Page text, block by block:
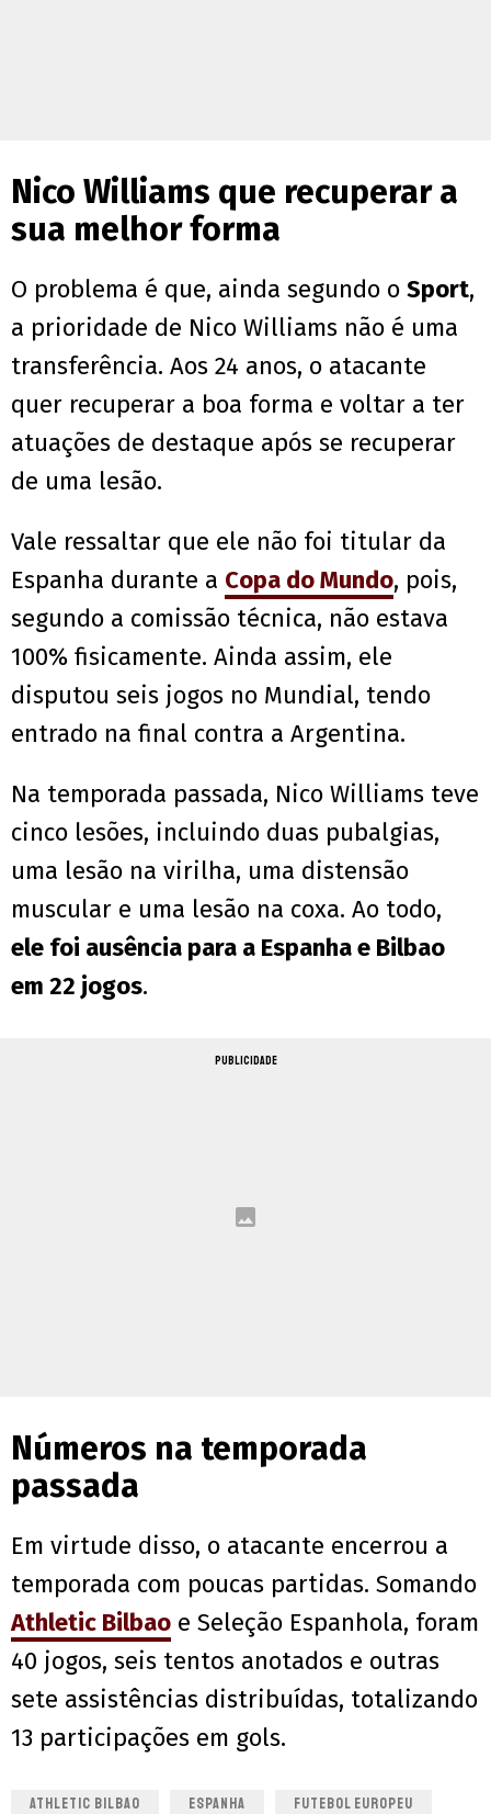
Nico Williams que recuperar a
sua melhor forma
O problema é que, ainda segundo o Sport,
a prioridade de Nico Williams não é uma
transferência. Aos 24 anos, o atacante
quer recuperar a boa forma e voltar a ter
atuações de destaque após se recuperar
de uma lesão.
Vale ressaltar que ele não foi titular da
Espanha durante a Copa do Mundo, pois,
segundo a comissão técnica, não estava
100% fisicamente. Ainda assim, ele
disputou seis jogos no Mundial, tendo
entrado na final contra a Argentina.
Na temporada passada, Nico Williams teve
cinco lesões, incluindo duas pubalgias,
uma lesão na virilha, uma distensão
muscular e uma lesão na coxa. Ao todo,
ele foi ausência para a Espanha e Bilbao
em 22 jogos.
PUBLICIDADE
Números na temporada
passada
Em virtude disso, o atacante encerrou a
temporada com poucas partidas. Somando
Athletic Bilbao e Seleção Espanhola, foram
40 jogos, seis tentos anotados e outras
sete assistências distribuídas, totalizando
13 participações em gols.
ATHLETIC BILBAO ESPANHA FUTEBOL EUROPEU